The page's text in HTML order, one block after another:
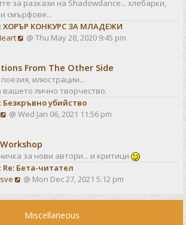
s
t
l
a
t
e
p
o
s
t
за разкази на Shadowdance... хлебарки,
смърфове...
ХОРЪР КОНКУРС ЗА МЛАДЕЖИ
V
w
t
h
e
l
e
s
t
p
o
t
@ Thu May 28, 2020 9:45 pm
From The Other Side
илюстрации...
вашето лично творчество.
Безкръвно убийство
V
w
t
h
e
l
@ Wed Jan 06, 2021 11:56 pm
за нови автори... и критици
Re: Бета-читател
V
e
w
@ Mon Dec 27, 2021 5:12 pm
Miscellaneous